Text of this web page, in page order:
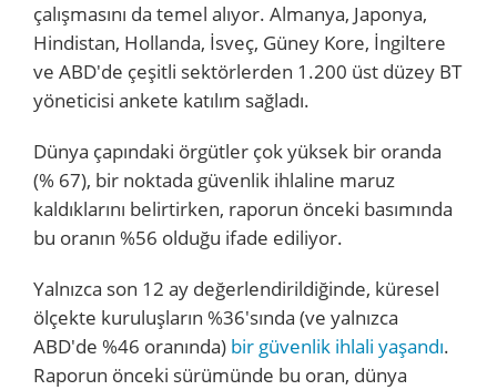
çalışmasını da temel alıyor. Almanya, Japonya,
Hindistan, Hollanda, İsveç, Güney Kore, İngiltere
ve ABD'de çeşitli sektörlerden 1.200 üst düzey BT
yöneticisi ankete katılım sağladı.
Dünya çapındaki örgütler çok yüksek bir oranda
(% 67), bir noktada güvenlik ihlaline maruz
kaldıklarını belirtirken, raporun önceki basımında
bu oranın %56 olduğu ifade ediliyor.
Yalnızca son 12 ay değerlendirildiğinde, küresel
ölçekte kuruluşların %36'sında (ve yalnızca
ABD'de %46 oranında) bir güvenlik ihlali yaşandı.
Raporun önceki sürümünde bu oran, dünya